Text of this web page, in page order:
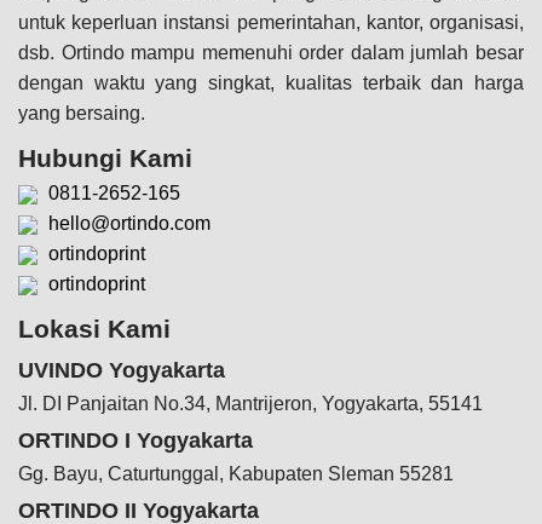
untuk keperluan instansi pemerintahan, kantor, organisasi,
dsb. Ortindo mampu memenuhi order dalam jumlah besar
dengan waktu yang singkat, kualitas terbaik dan harga
yang bersaing.
Hubungi Kami
0811-2652-165
hello@ortindo.com
ortindoprint
ortindoprint
Lokasi Kami
UVINDO Yogyakarta
Jl. DI Panjaitan No.34, Mantrijeron, Yogyakarta, 55141
ORTINDO I Yogyakarta
Gg. Bayu, Caturtunggal, Kabupaten Sleman 55281
ORTINDO II Yogyakarta